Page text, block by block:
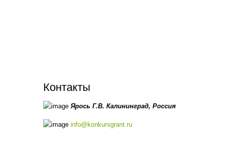
Контакты
Ярось Г.В. Калининград, Россия
info@konkursgrant.ru